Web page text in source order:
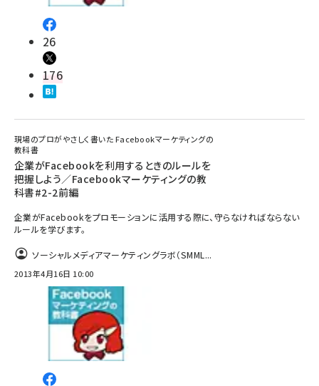
26
176
現場のプロがやさしく書いた Facebookマーケティングの
教科書
企業がFacebookを利用するときのルールを
把握しよう／Facebookマーケティングの教
科書#2-2前編
企業がFacebookをプロモーションに活用する際に、守らなければならない
ルールを学びます。
ソーシャルメディアマーケティングラボ（SMML...
2013年4月16日 10:00